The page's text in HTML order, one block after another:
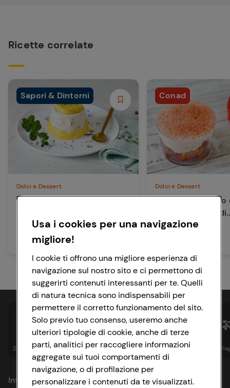
Ricette correlate
Sapori & Dintorni
Dolci e Dessert
Mini charlotte di mango e
210 min Media
Conad
Dolci e Dessert
Dolce al
fragole e crema di
formaggio
Spesa online Assicurazioni Sapori& Istituzionale
Informazioni
Usa i cookies per una navigazione
migliore!
I cookie ti offrono una migliore esperienza di
navigazione sul nostro sito e ci permettono di
suggerirti contenuti interessanti per te. Quelli
di natura tecnica sono indispensabili per
permettere il corretto funzionamento del sito.
Solo previo tuo consenso, useremo anche
ulteriori tipologie di cookie, anche di terze
parti, analitici per raccogliere informazioni
aggregate sui tuoi comportamenti di
navigazione, o di profilazione per
personalizzare i contenuti da te visualizzati.